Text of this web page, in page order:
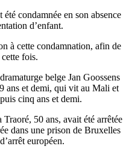
condamnée en son absence
d’enfant.
à cette condamnation, afin de
fois.
belge Jan Goossens
ans et demi, qui vit au Mali et
cinq ans et demi.
50 ans, avait été arrêtée
dans une prison de Bruxelles
européen.